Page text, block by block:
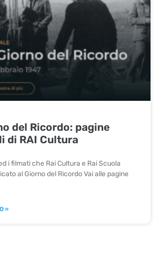
del Ricordo: pagine
di RAI Cultura
i filmati che Rai Cultura e Rai Scuola
al Giorno del Ricordo Vai alle pagine
»